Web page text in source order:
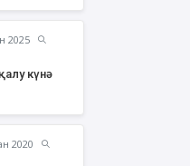
2025
күнә
2020